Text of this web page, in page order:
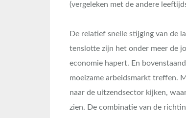
(vergeleken met de andere
De relatief snelle stijging van de
tenslotte zijn het onder meer de
economie hapert. En
moeizame arbeidsmarkt treffen.
naar de uitzendsector kijken,
zien. De combinatie van de